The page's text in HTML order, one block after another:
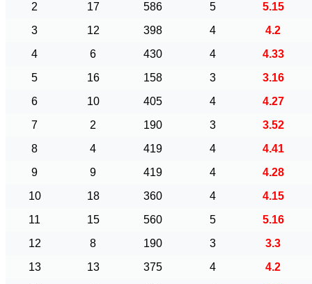
2
17 586 5
5.15
3
12 398 4
4.2
4
6 430 4
4.33
5
16 158 3
3.16
6
10 405 4
4.27
7
2 190 3
3.52
8
4 419 4
4.41
9
9 419 4
4.28
10
18 360 4
4.15
11
15 560 5
5.16
12
8 190 3
3.3
13
13 375 4
4.2